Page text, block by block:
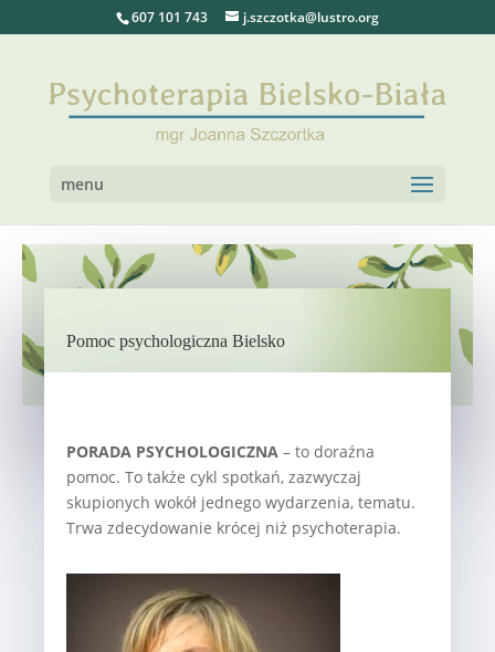
607 101 743 j.szczotka@lustro.org
menu
Pomoc psychologiczna Bielsko
PORADA PSYCHOLOGICZNA – to doraźna
pomoc. To także cykl spotkań, zazwyczaj
skupionych wokół jednego wydarzenia, tematu.
Trwa zdecydowanie krócej niż psychoterapia.